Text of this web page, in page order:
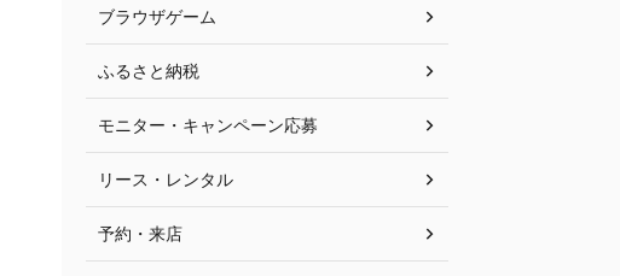
ブラウザゲーム
ふるさと納税
モニター・キャンペーン応募
リース・レンタル
予約・来店